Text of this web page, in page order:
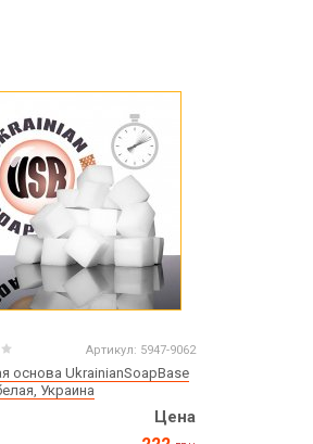
Артикул: 5947-9062
основа UkrainianSoapBase
Украина
Цена